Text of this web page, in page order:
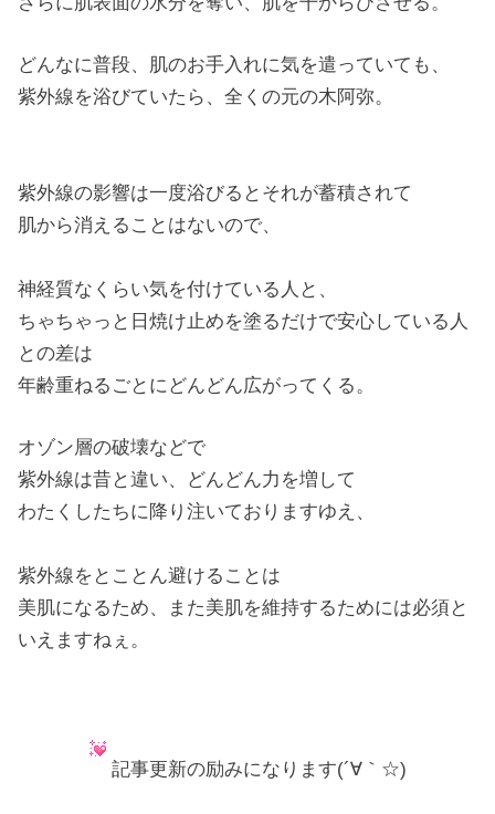
どんなに普段、肌のお手入れに気を遣っていても、
紫外線を浴びていたら、全くの元の木阿弥。
紫外線の影響は一度浴びるとそれが蓄積されて
肌から消えることはないので、
神経質なくらい気を付けている人と、
ちゃちゃっと日焼け止めを塗るだけで安心している人
との差は
年齢重ねるごとにどんどん広がってくる。
オゾン層の破壊などで
紫外線は昔と違い、どんどん力を増して
わたくしたちに降り注いておりますゆえ、
紫外線をとことん避けることは
美肌になるため、また美肌を維持するためには必須と
いえますねぇ。
記事更新の励みになります(´∀｀☆)